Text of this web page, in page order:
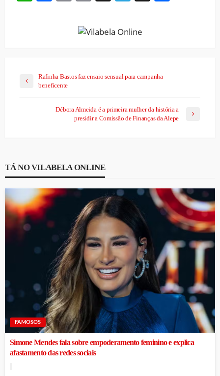
Rafinha Bastos faz ensaio sensual para campanha
beneficente
Débora Almeida é a primeira mulher da história a
presidir a Comissão de Finanças da Alepe
TÁ NO VILABELA ONLINE
FAMOSOS
Simone Mendes fala sobre empoderamento feminino e explica
afastamento das redes sociais